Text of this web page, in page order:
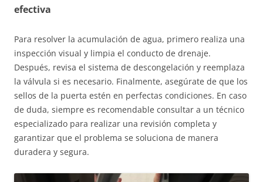
efectiva
Para resolver la acumulación de agua, primero realiza una
inspección visual y limpia el conducto de drenaje.
Después, revisa el sistema de descongelación y reemplaza
la válvula si es necesario. Finalmente, asegúrate de que los
sellos de la puerta estén en perfectas condiciones. En caso
de duda, siempre es recomendable consultar a un técnico
especializado para realizar una revisión completa y
garantizar que el problema se soluciona de manera
duradera y segura.